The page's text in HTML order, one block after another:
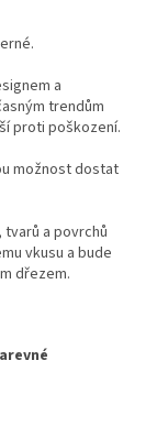
a
trendům
proti poškození.
možnost dostat
a povrchů
vkusu a bude
dřezem.